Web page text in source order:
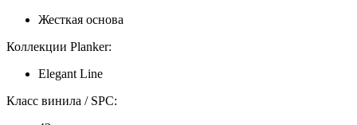
Жесткая основа
Коллекции Planker:
Elegant Line
Класс винила / SPC: